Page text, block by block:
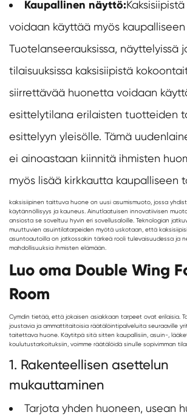
Kaupallinen näyttö:
voidaan käyttää myös
Tuotelanseerauksissa, näyttelyissä
tilaisuuksissa kaksisiipistä
siirrettävää huonetta voidaan
esittelytilana erilaisten tuotteiden
esittelyyn yleisölle. Tämä
ei ainoastaan kiinnitä ihmisten
myös lisää kirkkautta kaupalliseen
kaksisiipinen taittuva huone on uusi asumismuoto, jossa
käytännöllisyys ja kauneus. Ainutlaatuisen innovatiivisen
ansiosta se soveltuu hyvin eri sovellusaloille. Teknologian
muuttuvien asuintilatarpeiden myötä uskotaan, että
asuntoautoilla on jatkossakin tärkeä rooli tulevaisuudessa ja
mahdollisuuksia ihmisten elämään.
Luo oma Double Wing
Room
Cymdin tietää, että jokaisen asiakkaan tarpeet ovat erilaisia.
joustavia ja ammattitaitoisia räätälöintipalveluita seuraaville
taitettava huone . Käytitpä sitä sitten kaupallisiin, asuin-,
koulutustarkoituksiin, voimme räätälöidä sinulle sopivimman
1. Rakenteellisen asettelun
mukauttaminen
Tarjota yhden huoneen, usean